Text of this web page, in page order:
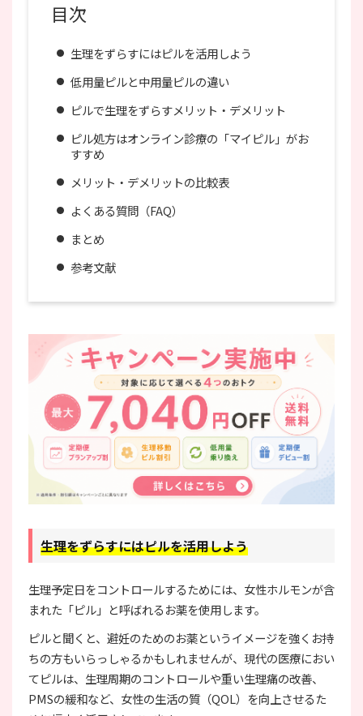
目次
生理をずらすにはピルを活用しよう
低用量ピルと中用量ピルの違い
ピルで生理をずらすメリット・デメリット
ピル処方はオンライン診療の「マイピル」がお
すすめ
メリット・デメリットの比較表
よくある質問（FAQ）
まとめ
参考文献
生理をずらすにはピルを活用しよう
生理予定日をコントロールするためには、女性ホルモンが含
まれた「ピル」と呼ばれるお薬を使用します。
ピルと聞くと、避妊のためのお薬というイメージを強くお持
ちの方もいらっしゃるかもしれませんが、現代の医療におい
てピルは、生理周期のコントロールや重い生理痛の改善、
PMSの緩和など、女性の生活の質（QOL）を向上させるた